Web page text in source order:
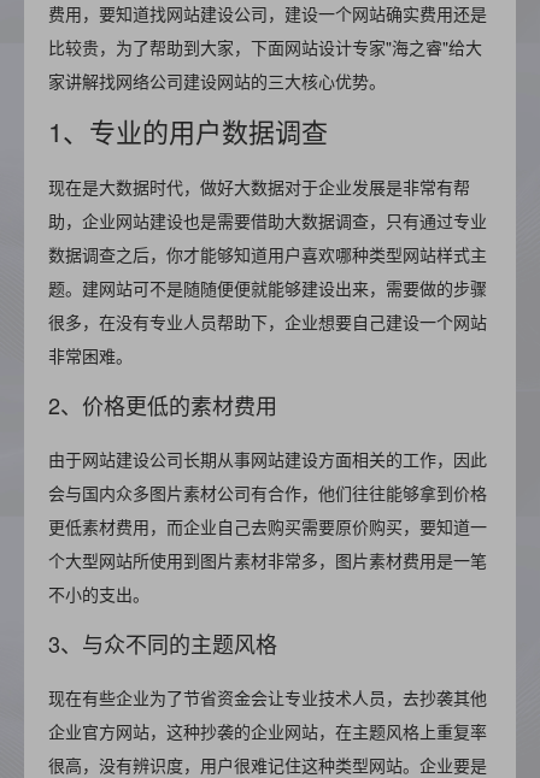
费用，要知道找网站建设公司，建设一个网站确实费用还是
比较贵，为了帮助到大家，下面网站设计专家"海之睿"给大
家讲解找网络公司建设网站的三大核心优势。
1、专业的用户数据调查
现在是大数据时代，做好大数据对于企业发展是非常有帮
助，企业网站建设也是需要借助大数据调查，只有通过专业
数据调查之后，你才能够知道用户喜欢哪种类型网站样式主
题。建网站可不是随随便便就能够建设出来，需要做的步骤
很多，在没有专业人员帮助下，企业想要自己建设一个网站
非常困难。
2、价格更低的素材费用
由于网站建设公司长期从事网站建设方面相关的工作，因此
会与国内众多图片素材公司有合作，他们往往能够拿到价格
更低素材费用，而企业自己去购买需要原价购买，要知道一
个大型网站所使用到图片素材非常多，图片素材费用是一笔
不小的支出。
3、与众不同的主题风格
现在有些企业为了节省资金会让专业技术人员，去抄袭其他
企业官方网站，这种抄袭的企业网站，在主题风格上重复率
很高，没有辨识度，用户很难记住这种类型网站。企业要是